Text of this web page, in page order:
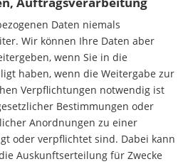
Daten niemals
Wir können Ihre Daten aber
wenn Sie in die
haben, wenn die Weitergabe zur
Verpflichtungen notwendig ist
Bestimmungen oder
Anordnungen zu einer
oder verpflichtet sind. Dabei kann
Auskunftserteilung für Zwecke